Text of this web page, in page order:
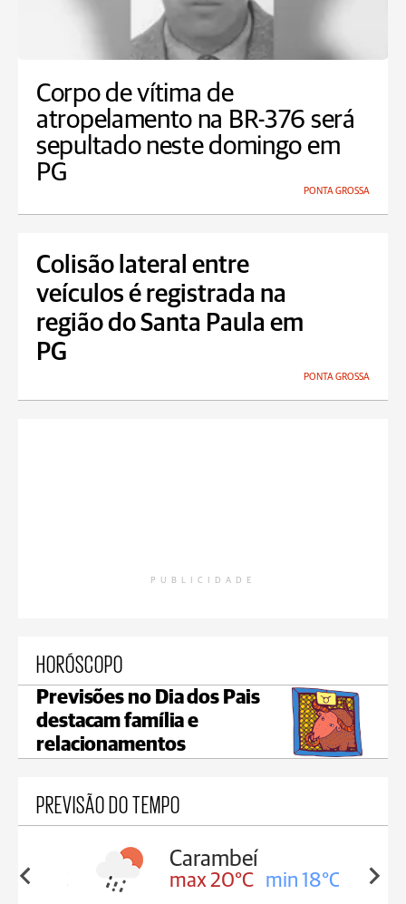
Corpo de vítima de
atropelamento na BR-376 será
sepultado neste domingo em
PG
PONTA GROSSA
Colisão lateral entre
veículos é registrada na
região do Santa Paula em
PG
PONTA GROSSA
PUBLICIDADE
HORÓSCOPO
Previsões no Dia dos Pais
destacam família e
relacionamentos
PREVISÃO DO TEMPO
18°C
Carambeí
max 20°C min 18°C